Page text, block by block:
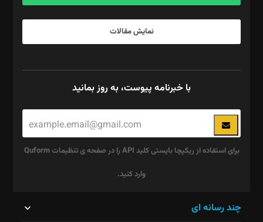
نمایش مقالات
با خبرنامه پیوست، به روز بمانید
برای استفاده از ریکپچا بایستی کلید API را در صفحه ی تنظیمات Quform
وارد کنید.
چند رسانه ای